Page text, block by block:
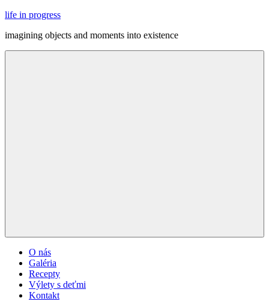
Skip
content
life in progress
imagining objects and moments into existence
O nás
Galéria
Recepty
Výlety s deťmi
Kontakt